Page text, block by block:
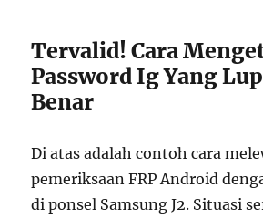
Tervalid! Cara
Password Ig Yang
Benar
Di atas adalah contoh cara
pemeriksaan FRP Android
di ponsel Samsung J2. Situasi